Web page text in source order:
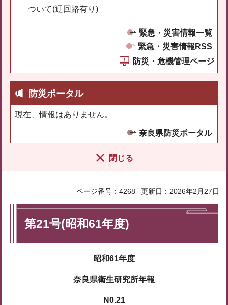
ついて(迂回路有り)
緊急・災害情報一覧
緊急・災害情報RSS
防災・危機管理ページ
防災ポータル
現在、情報はありません。
奈良県防災ポータル
閉じる
ページ番号：4268 更新日：2026年2月27日
第21号(昭和61年度)
昭和61年度
奈良県衛生研究所年報
N0.21